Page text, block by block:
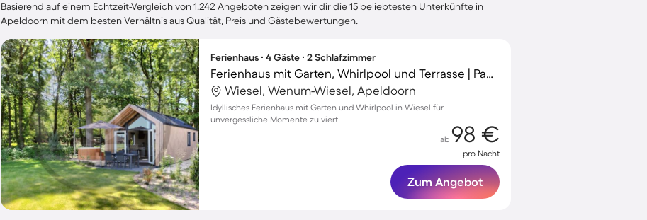
Basierend auf einem Echtzeit-Vergleich von 1.242 Angeboten zeigen wir dir die 15 beliebtesten Unterkünfte in
Apeldoorn mit dem besten Verhältnis aus Qualität, Preis und Gästebewertungen.
Ferienhaus ∙ 4 Gäste ∙ 2 Schlafzimmer
Ferienhaus mit Garten, Whirlpool und Terrasse | Panoramablick
Wiesel, Wenum-Wiesel, Apeldoorn
Idyllisches Ferienhaus mit Garten und Whirlpool in Wiesel für
unvergessliche Momente zu viert
ab 98 €
pro Nacht
Zum Angebot